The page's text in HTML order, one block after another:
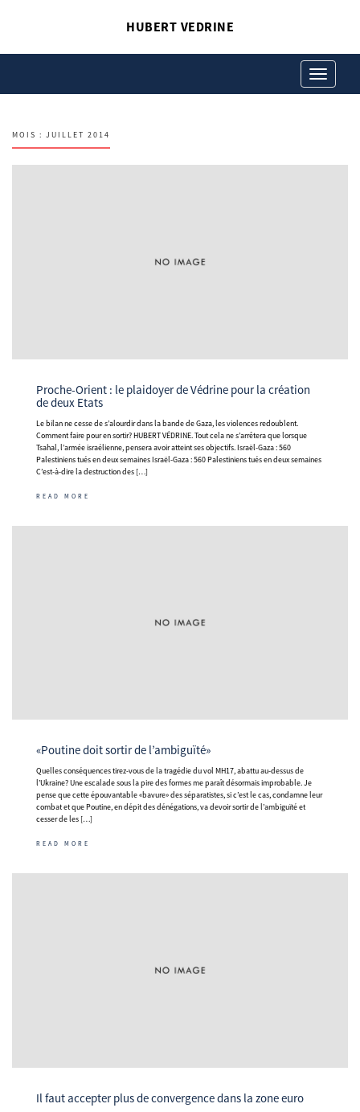
HUBERT VEDRINE
Toggle
navigation
MOIS : JUILLET 2014
Proche-Orient : le plaidoyer de Védrine pour la création
de deux Etats
Le bilan ne cesse de s’alourdir dans la bande de Gaza, les violences redoublent.
Comment faire pour en sortir? HUBERT VÉDRINE. Tout cela ne s’arrêtera que lorsque
Tsahal, l’armée israélienne, pensera avoir atteint ses objectifs. Israël-Gaza : 560
Palestiniens tués en deux semaines Israël-Gaza : 560 Palestiniens tués en deux semaines
C’est-à-dire la destruction des […]
READ MORE
«Poutine doit sortir de l’ambiguïté»
Quelles conséquences tirez-vous de la tragédie du vol MH17, abattu au-dessus de
l’Ukraine? Une escalade sous la pire des formes me paraît désormais improbable. Je
pense que cette épouvantable «bavure» des séparatistes, si c’est le cas, condamne leur
combat et que Poutine, en dépit des dénégations, va devoir sortir de l’ambiguïté et
cesser de les […]
READ MORE
Il faut accepter plus de convergence dans la zone euro